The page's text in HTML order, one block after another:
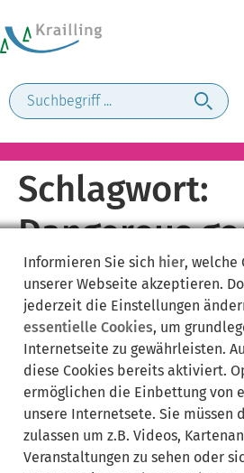
Schlagwort:
Dangerous
Informieren Sie sich hier, welche
unserer Webseite akzeptieren.
jederzeit die Einstellungen
essentielle Cookies, um
Internetseite zu gewährleisten.
diese Cookies bereits aktiviert.
ermöglichen die Einbettung von
unsere Internetsete. Sie müssen
zulassen um z.B. Videos,
Veranstaltungen zu sehen oder